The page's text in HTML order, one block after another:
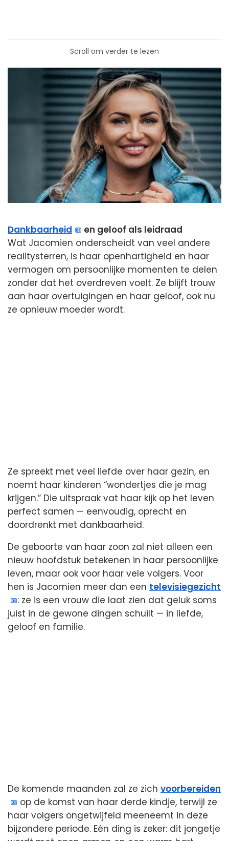
Scroll om verder te lezen
Dankbaarheid
en geloof als leidraad
Wat Jacomien onderscheidt van veel andere
realitysterren, is haar openhartigheid en haar
vermogen om persoonlijke momenten te delen
zonder dat het overdreven voelt. Ze blijft trouw
aan haar overtuigingen en haar geloof, ook nu
ze opnieuw moeder wordt.
Ze spreekt met veel liefde over haar gezin, en
noemt haar kinderen “wondertjes die je mag
krijgen.” Die uitspraak vat haar kijk op het leven
perfect samen — eenvoudig, oprecht en
doordrenkt met dankbaarheid.
De geboorte van haar zoon zal niet alleen een
nieuw hoofdstuk betekenen in haar persoonlijke
leven, maar ook voor haar vele volgers. Voor
hen is Jacomien meer dan een televisiegezicht
: ze is een vrouw die laat zien dat geluk soms
juist in de gewone dingen schuilt — in liefde,
geloof en familie.
De komende maanden zal ze zich voorbereiden
op de komst van haar derde kindje, terwijl ze
haar volgers ongetwijfeld meeneemt in deze
bijzondere periode. Eén ding is zeker: dit jongetje